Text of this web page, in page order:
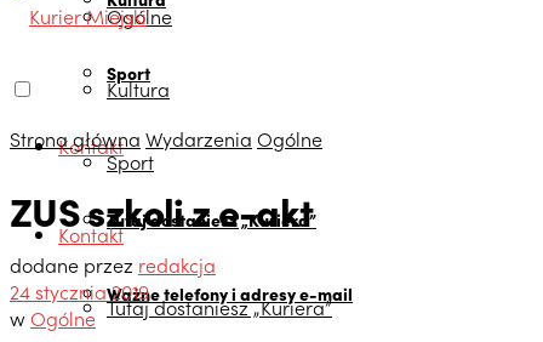
Sport
Kontakt
Tutaj dostaniesz „Kuriera”
Ważne telefony i adresy e-mail
Ogólne
Kultura
Sport
Kontakt
Tutaj dostaniesz „Kuriera”
Strona główna Wydarzenia Ogólne
ZUS szkoli z e-akt
dodane przez redakcja
24 stycznia 2019
wOgólne